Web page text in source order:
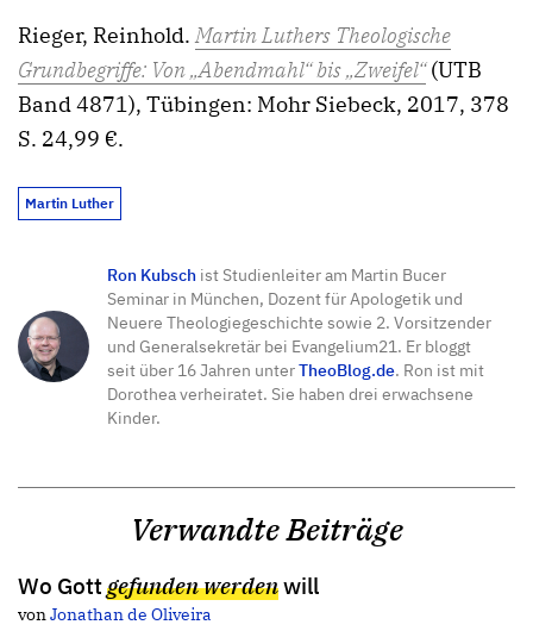
Rieger, Reinhold.Martin Luthers Theologische
Grundbegriffe: Von „Abendmahl“ bis „Zweifel“(UTB
Band 4871), Tübingen: Mohr Siebeck, 2017, 378
S. 24,99 €.
Martin Luther
Ron Kubsch ist Studienleiter am Martin Bucer
Seminar in München, Dozent für Apologetik und
Neuere Theologiegeschichte sowie 2. Vorsitzender
und Generalsekretär bei Evangelium21. Er bloggt
seit über 16 Jahren unterTheoBlog.de. Ron ist mit
Dorothea verheiratet. Sie haben drei erwachsene
Kinder.
Verwandte Beiträge
Wo Gottgefunden werdenwill
vonJonathan de Oliveira